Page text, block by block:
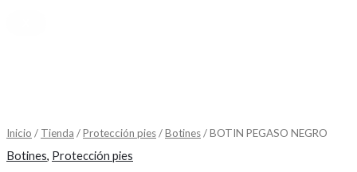
Inicio / Tienda /Protección pies/Botines/ BOTIN PEGASO NEGRO
Botines, Protección pies